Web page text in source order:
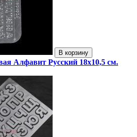
В корзину
Алфавит Русский 18х10,5 см.